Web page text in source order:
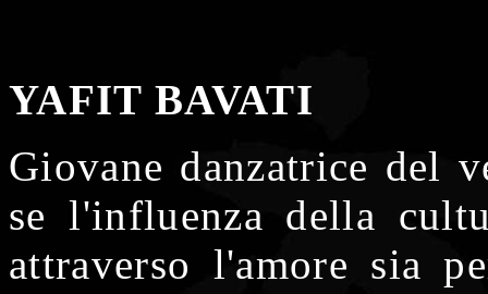
YAFIT BAVATI
Giovane danzatrice del
se l'influenza della
attraverso l'amore sia